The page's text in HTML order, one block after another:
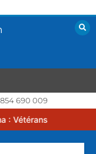
690 009
2026 -2027, une